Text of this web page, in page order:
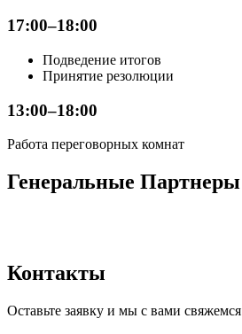
17:00–18:00
Подведение итогов
Принятие резолюции
13:00–18:00
Работа переговорных комнат
Генеральные Партнеры
Контакты
Оставьте заявку и мы с вами свяжемся